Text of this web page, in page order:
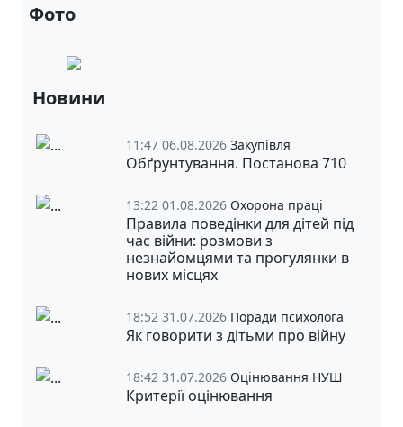
Фото
Новини
11:47 06.08.2026 Закупівля
Обґрунтування. Постанова 710
13:22 01.08.2026 Охорона праці
Правила поведінки для дітей під
час війни: розмови з
незнайомцями та прогулянки в
нових місцях
18:52 31.07.2026 Поради психолога
Як говорити з дітьми про війну
18:42 31.07.2026 Оцінювання НУШ
Критерії оцінювання